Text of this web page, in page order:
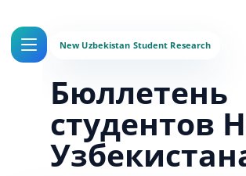
Бюллетень
студентов